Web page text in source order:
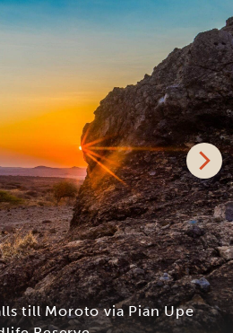
täta och frodigt gröna
Park går resan vidare
klippiga Moroto-distriktet.